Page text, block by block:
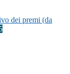
dei premi (da